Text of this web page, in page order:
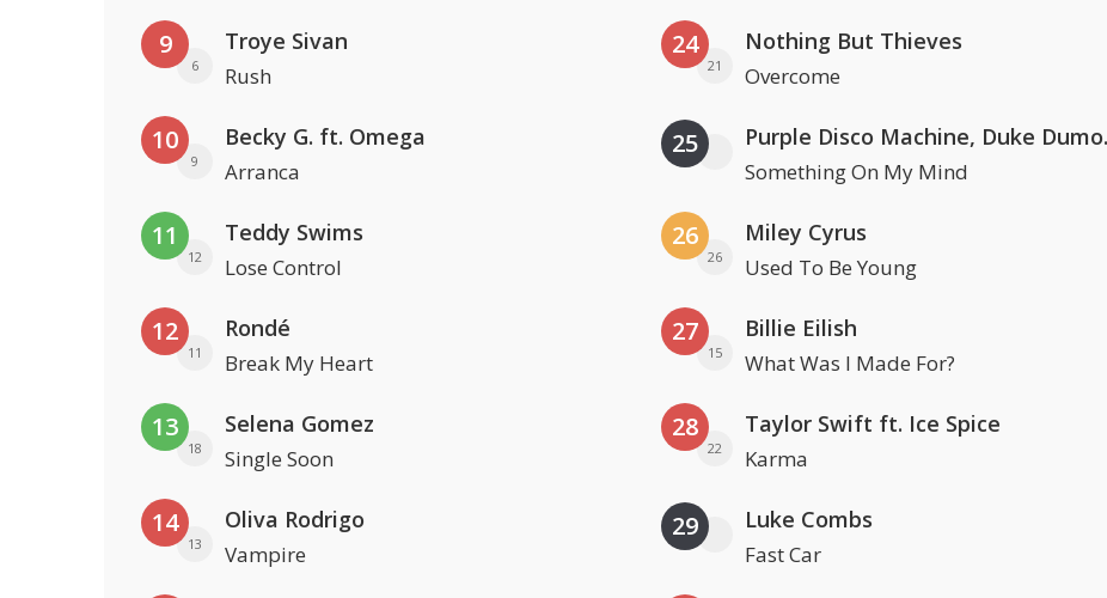
9
6
Troye Sivan
Rush
10
9
Becky G. ft. Omega
Arranca
11
12
Teddy Swims
Lose Control
12
11
Rondé
Break My Heart
13
18
Selena Gomez
Single Soon
14
13
Oliva Rodrigo
Vampire
24
21
Nothing But Thieves
Overcome
25 Purple
Something On My Mind
26
26
Miley Cyrus
Used To Be Young
27
15
Billie Eilish
What Was I Made For?
28
22
Taylor Swift ft. Ice Spice
Karma
29 Luke Combs
Fast Car